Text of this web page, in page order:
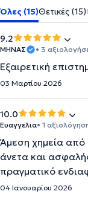
Όλες (15)Θετικές (15)
9.2
ΜΗΝΑΣ • 3
Εξαιρετική
03 Μαρτίου 2026
10.0
Ευαγγελια• 1
Άμεση χημεία από
άνετα και
πραγματικό
04 Ιανουαρίου 2026